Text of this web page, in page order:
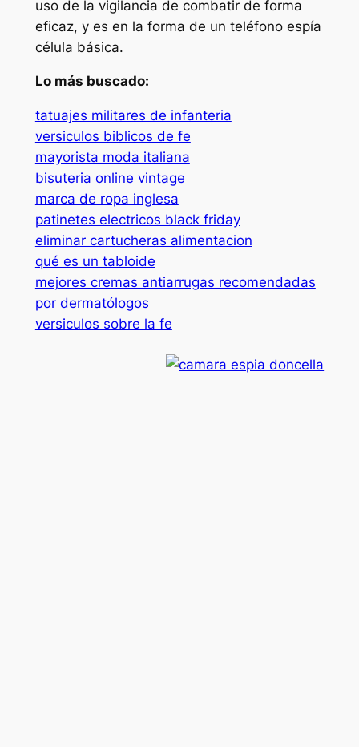
uso de la vigilancia de combatir de forma
eficaz, y es en la forma de un teléfono espía
célula básica.
Lo más buscado:
tatuajes militares de infanteria
versiculos biblicos de fe
mayorista moda italiana
bisuteria online vintage
marca de ropa inglesa
patinetes electricos black friday
eliminar cartucheras alimentacion
qué es un tabloide
mejores cremas antiarrugas recomendadas
por dermatólogos
versiculos sobre la fe